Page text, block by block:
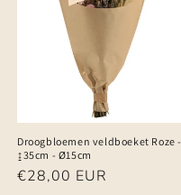
Droogbloemen veldboeket Roze -
↨35cm - Ø15cm
Normale
€28,00 EUR